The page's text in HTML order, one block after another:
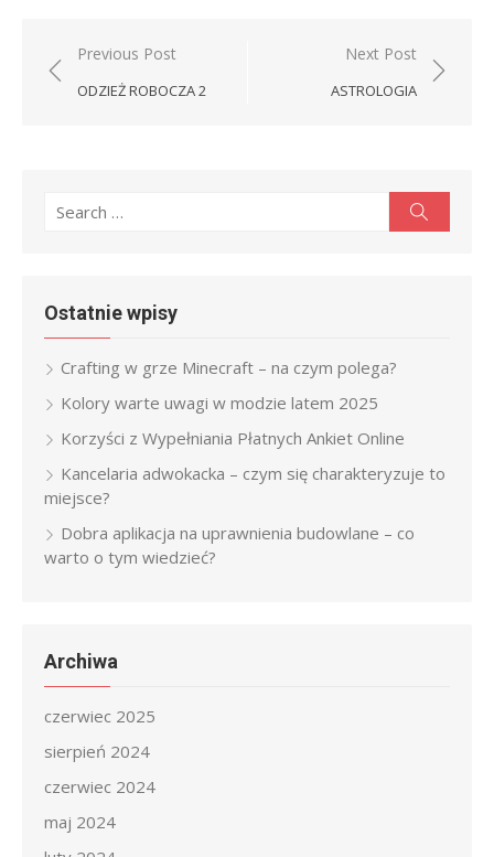
Nawigacja
wpisu
Previous Post
ODZIEŻ ROBOCZA 2
Next Post
ASTROLOGIA
Search
Ostatnie wpisy
Crafting w grze Minecraft – na czym polega?
Kolory warte uwagi w modzie latem 2025
Korzyści z Wypełniania Płatnych Ankiet Online
Kancelaria adwokacka – czym się charakteryzuje to
miejsce?
Dobra aplikacja na uprawnienia budowlane – co
warto o tym wiedzieć?
Archiwa
czerwiec 2025
sierpień 2024
czerwiec 2024
maj 2024